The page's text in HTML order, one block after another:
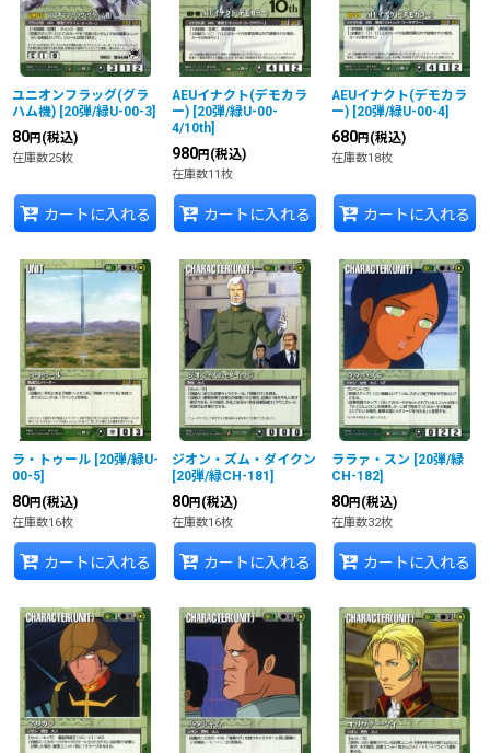
ユニオンフラッグ(グラ
ハム機) [20弾/緑U-00-3]
80円 (税込)
在庫数25枚
カートに入れる
AEUイナクト(デモカラ
ー) [20弾/緑U-00-
4/10th]
980円 (税込)
在庫数11枚
カートに入れる
AEUイナクト(デモカラ
ー) [20弾/緑U-00-4]
680円 (税込)
在庫数18枚
カートに入れる
ラ・トゥール [20弾/緑U-
00-5]
80円 (税込)
在庫数16枚
カートに入れる
ジオン・ズム・ダイクン
[20弾/緑CH-181 ]
80円 (税込)
在庫数16枚
カートに入れる
ララァ・スン [20弾/緑
CH-182]
80円 (税込)
在庫数32枚
カートに入れる